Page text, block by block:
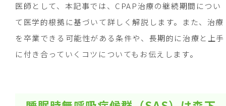
医師として、本記事では、CPAP治療の継続期間につい
て医学的根拠に基づいて詳しく解説します。また、治療
を卒業できる可能性がある条件や、長期的に治療と上手
に付き合っていくコツについてもお伝えします。